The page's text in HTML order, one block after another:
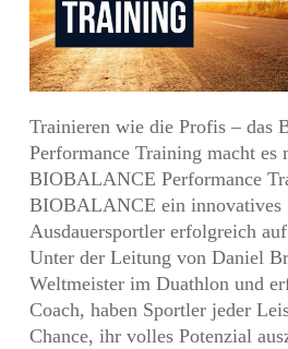
Trainieren wie die Profis – das
Performance Training macht
BIOBALANCE Performance
BIOBALANCE ein innovatives
Ausdauersportler erfolgreich
Unter der Leitung von Daniel
Weltmeister im Duathlon und
Coach, haben Sportler jeder
Chance, ihr volles Potenzial